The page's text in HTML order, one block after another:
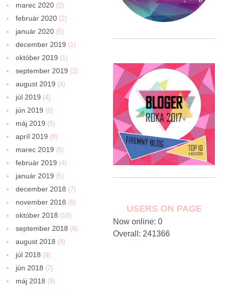
marec 2020 (2)
február 2020 (2)
január 2020 (5)
december 2019 (1)
október 2019 (1)
september 2019 (2)
august 2019 (4)
júl 2019 (4)
jún 2019 (6)
máj 2019 (5)
apríl 2019 (8)
marec 2019 (5)
február 2019 (4)
január 2019 (5)
december 2018 (7)
november 2018 (6)
október 2018 (10)
september 2018 (8)
august 2018 (8)
júl 2018 (9)
jún 2018 (7)
máj 2018 (9)
USERS ON PAGE
Now online: 0
Overall: 241366